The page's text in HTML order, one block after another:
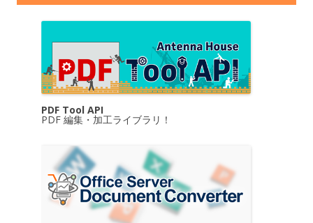
PDF Tool API
PDF 編集・加工ライブラリ！